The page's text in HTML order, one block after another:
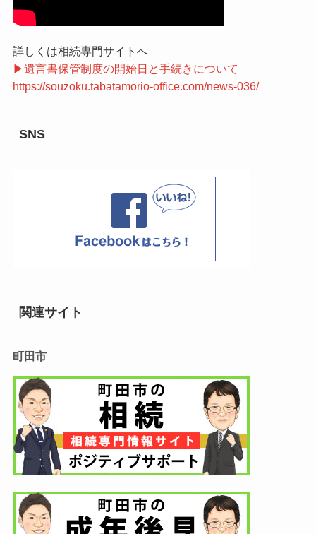
詳しくは相続専門サイトへ
▶遺言書保管制度の開始日と手続きについて
https://souzoku.tabatamorio-office.com/news-036/
SNS
関連サイト
町田市